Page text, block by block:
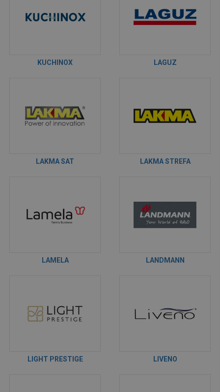
KUCHINOX LAGUZ
LAKMA SAT LAKMA STREFA
LAMELA LANDMANN
LIGHT PRESTIGE LIVENO